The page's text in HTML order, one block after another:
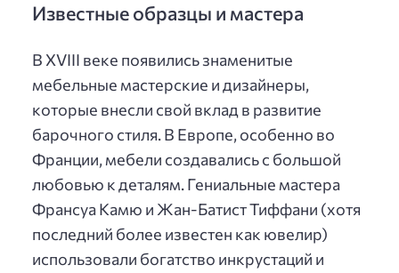
Известные образцы и мастера
В XVIII веке появились знаменитые
мебельные мастерские и дизайнеры,
которые внесли свой вклад в развитие
барочного стиля. В Европе, особенно во
Франции, мебели создавались с большой
любовью к деталям. Гениальные мастера
Франсуа Камю и Жан-Батист Тиффани (хотя
последний более известен как ювелир)
использовали богатство инкрустаций и